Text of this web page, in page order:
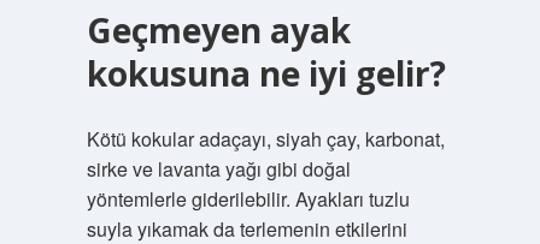
Geçmeyen ayak
kokusuna ne iyi gelir?
Kötü kokular adaçayı, siyah çay, karbonat,
sirke ve lavanta yağı gibi doğal
yöntemlerle giderilebilir. Ayakları tuzlu
suyla yıkamak da terlemenin etkilerini